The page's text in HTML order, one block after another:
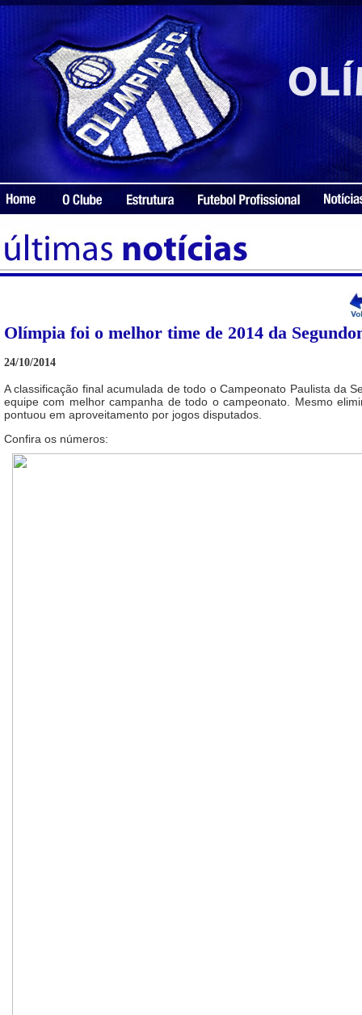
Olímpia foi o melhor time de 2014 da
24/10/2014
A classificação final acumulada de todo o Campeonato Paulista da
equipe com melhor campanha de todo o campeonato. Mesmo
pontuou em aproveitamento por jogos disputados.
Confira os números: